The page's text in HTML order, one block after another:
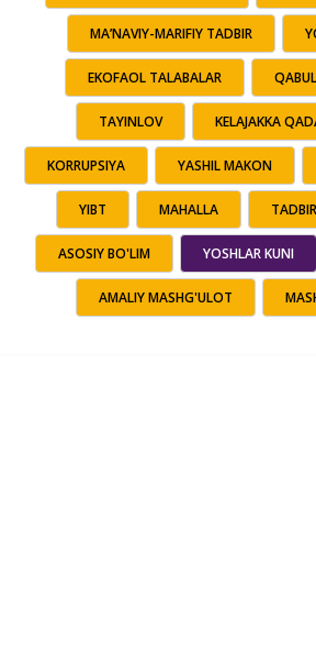
MA’NAVIY-MARIFIY TADBIR
EKOFAOL TALABALAR
TAYINLOV KELAJAKKA
KORRUPSIYA YASHIL MAKON
YIBT MAHALLA TADBIR
ASOSIY BO'LIM YOSHLAR KUNI
AMALIY MASHG'ULOT